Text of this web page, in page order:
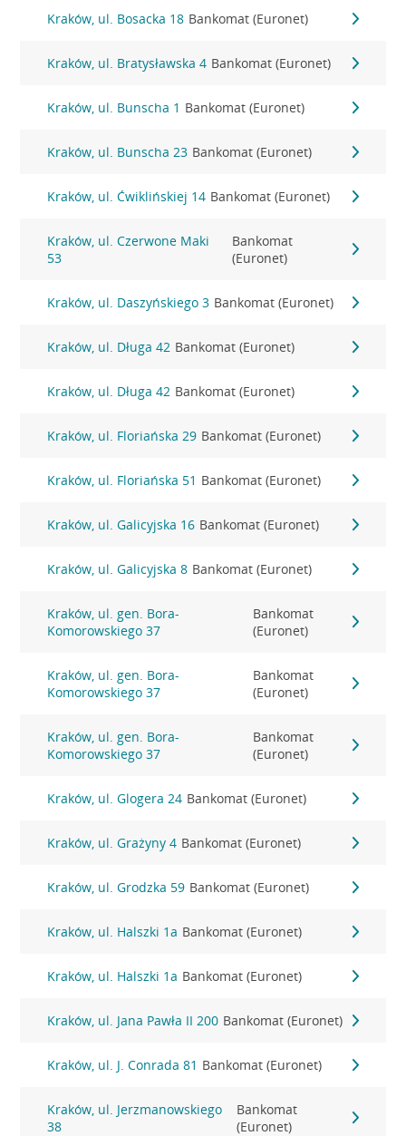
Kraków, ul. Bosacka 18 Bankomat (Euronet)
Kraków, ul. Bratysławska 4 Bankomat (Euronet)
Kraków, ul. Bunscha 1 Bankomat (Euronet)
Kraków, ul. Bunscha 23 Bankomat (Euronet)
Kraków, ul. Ćwiklińskiej 14 Bankomat (Euronet)
Kraków, ul. Czerwone Maki
53
Bankomat
(Euronet)
Kraków, ul. Daszyńskiego 3 Bankomat (Euronet)
Kraków, ul. Długa 42 Bankomat (Euronet)
Kraków, ul. Długa 42 Bankomat (Euronet)
Kraków, ul. Floriańska 29 Bankomat (Euronet)
Kraków, ul. Floriańska 51 Bankomat (Euronet)
Kraków, ul. Galicyjska 16 Bankomat (Euronet)
Kraków, ul. Galicyjska 8 Bankomat (Euronet)
Kraków, ul. gen. Bora-
Komorowskiego 37
Bankomat
(Euronet)
Kraków, ul. gen. Bora-
Komorowskiego 37
Bankomat
(Euronet)
Kraków, ul. gen. Bora-
Komorowskiego 37
Bankomat
(Euronet)
Kraków, ul. Glogera 24 Bankomat (Euronet)
Kraków, ul. Grażyny 4 Bankomat (Euronet)
Kraków, ul. Grodzka 59 Bankomat (Euronet)
Kraków, ul. Halszki 1a Bankomat (Euronet)
Kraków, ul. Halszki 1a Bankomat (Euronet)
Kraków, ul. Jana Pawła II 200 Bankomat (Euronet)
Kraków, ul. J. Conrada 81 Bankomat (Euronet)
Kraków, ul. Jerzmanowskiego
38
Bankomat
(Euronet)